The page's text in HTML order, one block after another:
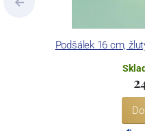
Podšálek 16 cm,